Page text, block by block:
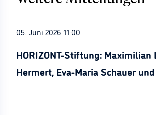
05. Juni 2026 11:00
HORIZONT-Stiftung: Maximilian
Hermert, Eva-Maria Schauer